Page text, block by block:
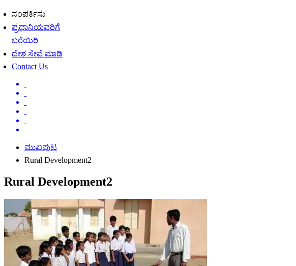
ಸಂಪರ್ಕಿಸು
ಪ್ರಧಾನಿಯವರಿಗೆ
ಬರೆಯಿರಿ
ದೇಶ ಸೇವೆ ಮಾಡಿ
Contact Us
ಮುಖಪುಟ
Rural Development2
Rural Development2